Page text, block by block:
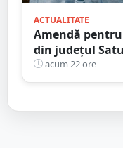
ACTUALITATE
Amendă
din județul
transmise de
acum 22 ore